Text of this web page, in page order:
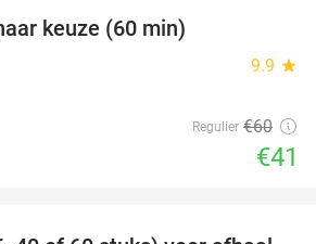
keuze (60 min)
9.9 star
Regulier €60
€41